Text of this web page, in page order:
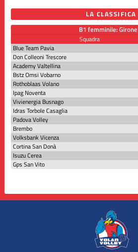
LA CLASSIFICA
B1 femminile:
Squadra
Blue Team Pavia
Don Colleoni Trescore
Academy Valtellina
Bstz Omsi Vobarno
Rothoblaas Volano
Ipag Noventa
Vivienergia Busnago
Idras Torbole Casaglia
Padova Volley
Brembo
Volksbank Vicenza
Cortina San Donà
Isuzu Cerea
Gps San Vito